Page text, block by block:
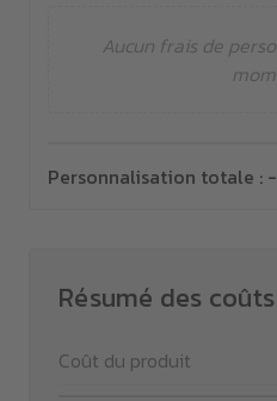
Aucun frais de
Personnalisation totale :
Résumé des coûts
Coût du produit